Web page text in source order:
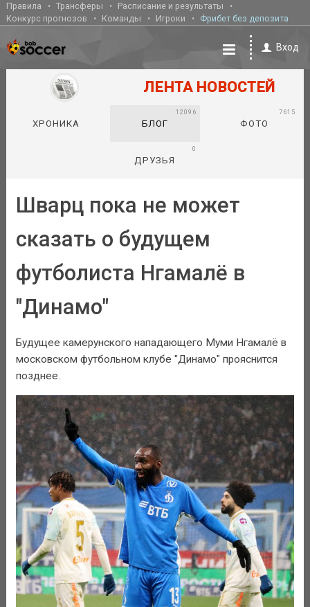
Правила Трансферы
Расписание и результаты
Конкурс прогнозов
Команды Игроки Фрибет без депозита
Вход
ЛЕНТА НОВОСТЕЙ
ХРОНИКА БЛОГ
12096
ФОТО
7615
ДРУЗЬЯ
0
Шварц пока не может
сказать о будущем
футболиста Нгамалё в
"Динамо"
Будущее камерунского нападающего Муми Нгамалё в
московском футбольном клубе "Динамо" прояснится
позднее.